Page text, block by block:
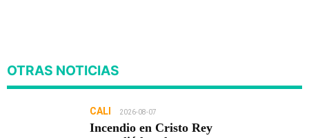
OTRAS NOTICIAS
CALI 2026-08-07
Incendio en Cristo Rey